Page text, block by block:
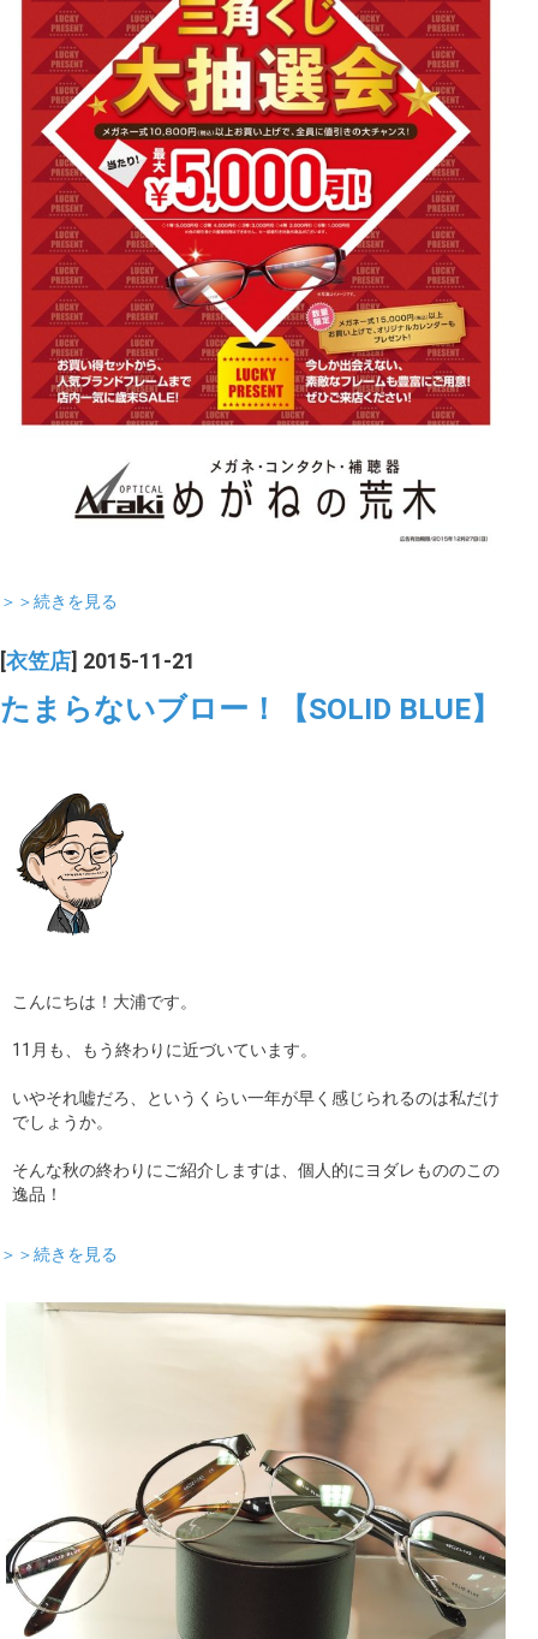
＞＞続きを見る
[衣笠店] 2015-11-21
たまらないブロー！【SOLID BLUE】
こんにちは！大浦です。
11月も、もう終わりに近づいています。
いやそれ嘘だろ、というくらい一年が早く感じられるのは私だけ
でしょうか。
そんな秋の終わりにご紹介しますは、個人的にヨダレもののこの
逸品！
＞＞続きを見る